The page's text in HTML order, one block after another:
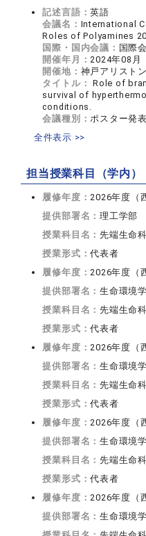
記述言語：英語
会議名： International
Roles of Polyamines
国際・国内会議： 国際
開催年月：2024年08月
開催地： 神戸アリスト
タイトル： Role of
survival of
conditions.
会議種別：ポスター発表
全件表示 >>
担当授業科目（学内）
履修年度：2026年度（
提供部署名：理工学部
授業科目名：先端生命
授業形式：代表者
履修年度：2026年度（
提供部署名：生命環境
授業科目名：先端生命
授業形式：代表者
履修年度：2026年度（
提供部署名：生命環境
授業科目名：先端生命
授業形式：代表者
履修年度：2026年度（
提供部署名：生命環境
授業科目名：先端生命
授業形式：代表者
履修年度：2026年度（
提供部署名：生命環境